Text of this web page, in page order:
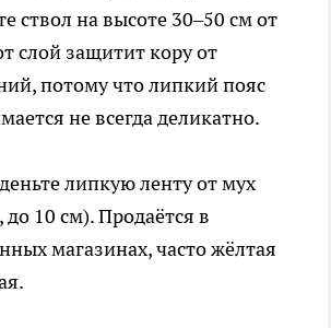
ствол на высоте 30–50 см от
слой защитит кору от
потому что липкий пояс
не всегда деликатно.
липкую ленту от мух
10 см). Продаётся в
магазинах, часто жёлтая